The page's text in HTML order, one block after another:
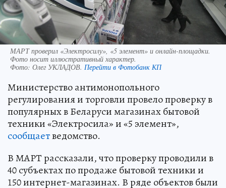
МАРТ проверил «Электросилу», «5 элемент» и онлайн-площадки.
Фото носит иллюстративный характер.
Фото: Олег УКЛАДОВ. Перейти в Фотобанк КП
Министерство антимонопольного
регулирования и торговли провело проверку в
популярных в Беларуси магазинах бытовой
техники «Электросила» и «5 элемент»,
сообщаетведомство.
В МАРТ рассказали, что проверку проводили в
40 субъектах по продаже бытовой техники и
150 интернет-магазинах. В ряде объектов были